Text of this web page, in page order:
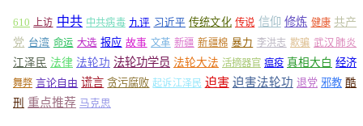
610 上访 中共 中共病毒 九评 习近平 传统文化 传说 信仰 修炼 健康 共产
党 台湾 命运 大选 报应 故事 文革 新疆 新疆棉 暴力 李洪志 欺骗 武汉肺炎
江泽民 法律 法轮功 法轮功学员 法轮大法 活摘器官 瘟疫 真相大白 经济
舞弊 言论自由 谎言 贪污腐败 起诉江泽民 迫害 迫害法轮功 退党 邪教 酷
刑 重点推荐 马克思